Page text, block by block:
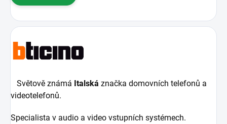
Světově známá Italská značka domovních telefonů a
videotelefonů.
Specialista v audio a video vstupních systémech.